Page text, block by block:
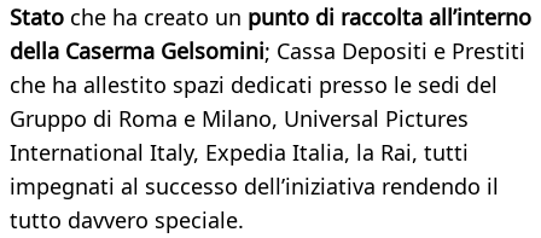
Stato che ha creato un punto di raccolta all’interno
della Caserma Gelsomini; Cassa Depositi e Prestiti
che ha allestito spazi dedicati presso le sedi del
Gruppo di Roma e Milano, Universal Pictures
International Italy, Expedia Italia, la Rai, tutti
impegnati al successo dell’iniziativa rendendo il
tutto davvero speciale.